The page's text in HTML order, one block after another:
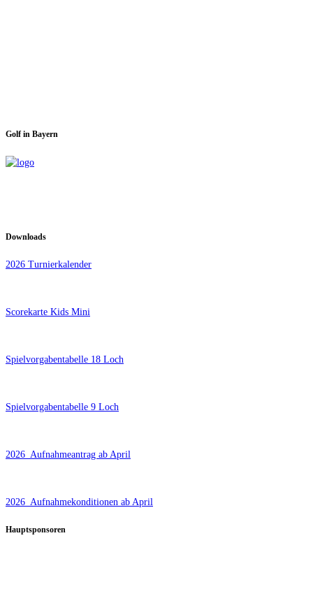
Golf in Bayern
Downloads
2026 Turnierkalender
Scorekarte Kids Mini
Spielvorgabentabelle 18 Loch
Spielvorgabentabelle 9 Loch
2026_Aufnahmeantrag ab April
2026_Aufnahmekonditionen ab April
Hauptsponsoren